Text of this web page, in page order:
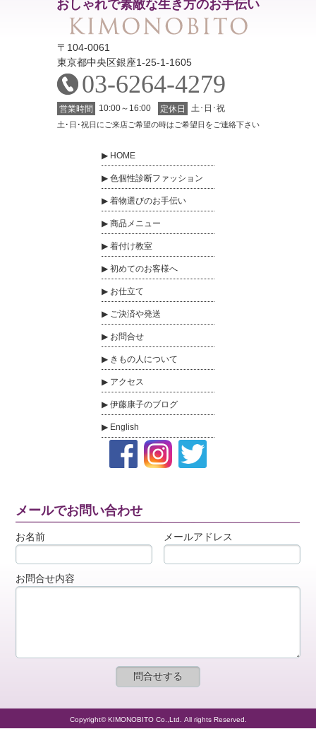
おしゃれで素敵な生き方のお手伝い
〒104-0061
東京都中央区銀座1-25-1-1605
03-6264-4279
営業時間 10:00～16:00 定休日 土･日･祝
土･日･祝日にご来店ご希望の時はご希望日をご連絡下さい
HOME
色個性診断ファッション
着物選びのお手伝い
商品メニュー
着付け教室
初めてのお客様へ
お仕立て
ご決済や発送
お問合せ
きもの人について
アクセス
伊藤康子のブログ
English
メールでお問い合わせ
お名前 メールアドレス
お問合せ内容
Copyright© KIMONOBITO Co.,Ltd. All rights Reserved.